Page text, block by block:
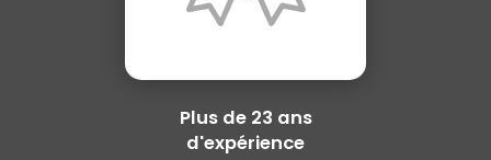
Plus de 23 ans
d'expérience